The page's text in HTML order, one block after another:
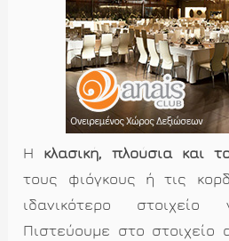
Η κλασική, πλούσια και
τους φιόγκους ή τις
ιδανικότερο
Πιστεύουμε στο στοιχείο